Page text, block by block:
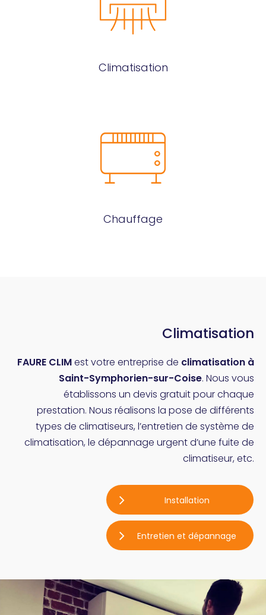
Climatisation
Chauffage
Climatisation
FAURE CLIMest votre entreprise de climatisation à
Saint-Symphorien-sur-Coise. Nous vous
établissons un devis gratuit pour chaque
prestation. Nous réalisons la pose de différents
types de climatiseurs, l’entretien de système de
climatisation, le dépannage urgent d’une fuite de
climatiseur, etc.
Installation
Entretien et dépannage